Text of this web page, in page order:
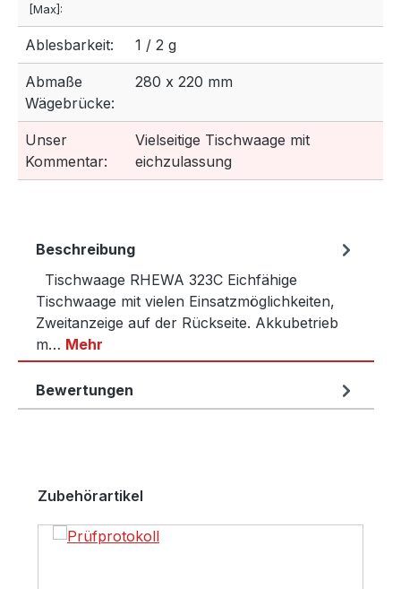
[Max]:
Ablesbarkeit: 1 / 2 g
Abmaße
Wägebrücke:
280 x 220 mm
Unser
Kommentar:
Vielseitige Tischwaage mit
eichzulassung
Beschreibung
Tischwaage RHEWA 323C Eichfähige
Tischwaage mit vielen Einsatzmöglichkeiten,
Zweitanzeige auf der Rückseite. Akkubetrieb
m… Mehr
Bewertungen
Produktgalerie überspringen
Zubehörartikel